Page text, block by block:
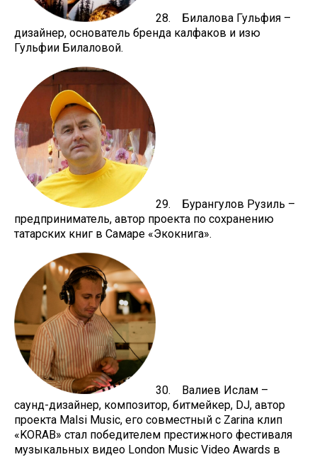
28. Билалова Гульфия –
дизайнер, основатель бренда калфаков и изю
Гульфии Билаловой.
29. Бурангулов Рузиль –
предприниматель, автор проекта по сохранению
татарских книг в Самаре «Экокнига».
30. Валиев Ислам –
саунд-дизайнер, композитор, битмейкер, DJ, автор
проекта Malsi Music, его совместный с Zarina клип
«KORAB» стал победителем престижного фестиваля
музыкальных видео London Music Video Awards в